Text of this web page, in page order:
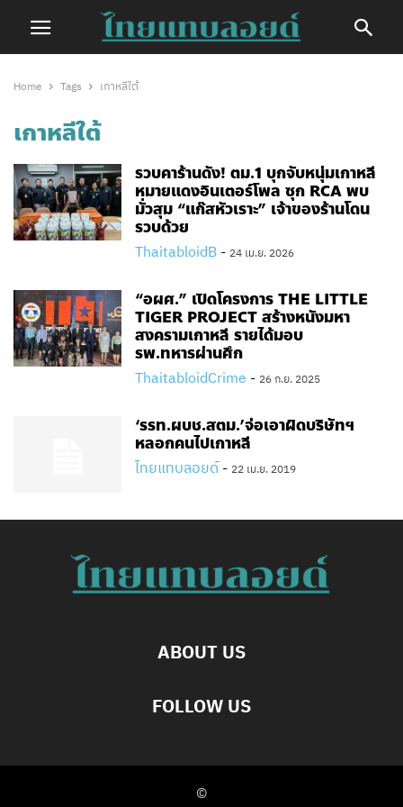
Home Tags เกาหลีใต้
เกาหลีใต้
รวบคาร้านดัง! ตม.1 บุกจับหนุ่มเกาหลี
หมายแดงอินเตอร์โพล ซุก RCA พบ
มั่วสุม “แก๊สหัวเราะ” เจ้าของร้านโดน
รวบด้วย
ThaitabloidB - 24 เม.ย. 2026
“อผศ.” เปิดโครงการ THE LITTLE
TIGER PROJECT สร้างหนังมหา
สงครามเกาหลี รายได้มอบ
รพ.ทหารผ่านศึก
ThaitabloidCrime - 26 ก.ย. 2025
‘รรท.ผบช.สตม.’จ่อเอาผิดบริษัทฯ
หลอกคนไปเกาหลี
ไทยแทบลอยด์ - 22 เม.ย. 2019
ABOUT US
FOLLOW US
©